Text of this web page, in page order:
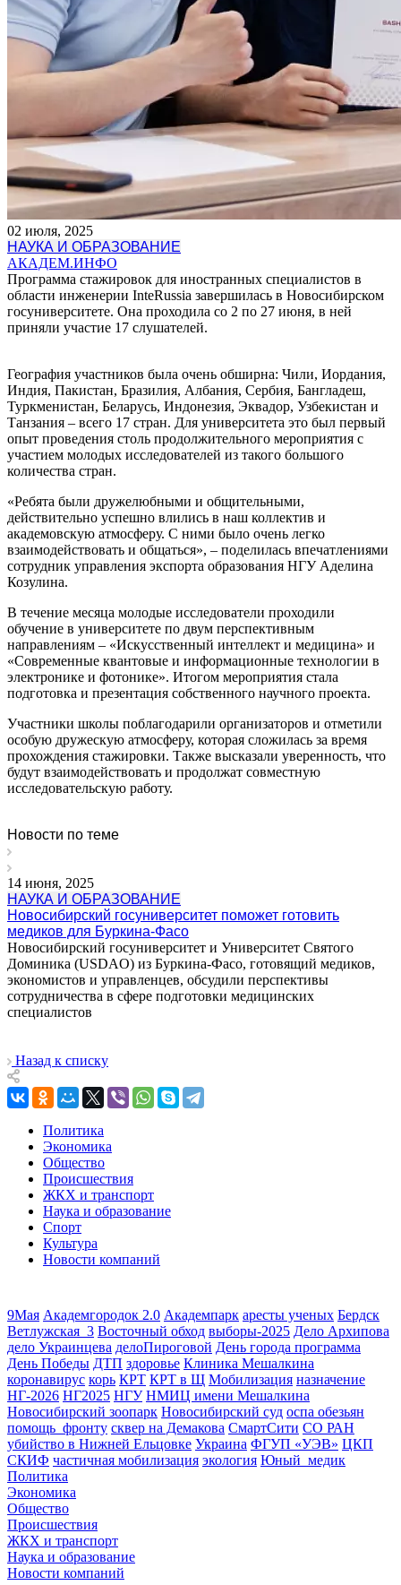
02 июля, 2025
НАУКА И ОБРАЗОВАНИЕ
АКАДЕМ.ИНФО
Программа стажировок для иностранных специалистов в
области инженерии InteRussia завершилась в Новосибирском
госуниверситете. Она проходила со 2 по 27 июня, в ней
приняли участие 17 слушателей.
География участников была очень обширна: Чили, Иордания,
Индия, Пакистан, Бразилия, Албания, Сербия, Бангладеш,
Туркменистан, Беларусь, Индонезия, Эквадор, Узбекистан и
Танзания – всего 17 стран. Для университета это был первый
опыт проведения столь продолжительного мероприятия с
участием молодых исследователей из такого большого
количества стран.
«Ребята были дружелюбными и общительными,
действительно успешно влились в наш коллектив и
академовскую атмосферу. С ними было очень легко
взаимодействовать и общаться», – поделилась впечатлениями
сотрудник управления экспорта образования НГУ Аделина
Козулина.
В течение месяца молодые исследователи проходили
обучение в университете по двум перспективным
направлениям – «Искусственный интеллект и медицина» и
«Современные квантовые и информационные технологии в
электронике и фотонике». Итогом мероприятия стала
подготовка и презентация собственного научного проекта.
Участники школы поблагодарили организаторов и отметили
особую дружескую атмосферу, которая сложилась за время
прохождения стажировки. Также высказали уверенность, что
будут взаимодействовать и продолжат совместную
исследовательскую работу.
Новости по теме
14 июня, 2025
НАУКА И ОБРАЗОВАНИЕ
Новосибирский госуниверситет поможет готовить
медиков для Буркина-Фасо
Новосибирский госуниверситет и Университет Святого
Доминика (USDAO) из Буркина-Фасо, готовящий медиков,
экономистов и управленцев, обсудили перспективы
сотрудничества в сфере подготовки медицинских
специалистов
Назад к списку
Политика
Экономика
Общество
Происшествия
ЖКХ и транспорт
Наука и образование
Спорт
Культура
Новости компаний
9Мая Академгородок 2.0 Академпарк аресты ученых Бердск
Ветлужская_3 Восточный обход выборы-2025 Дело Архипова
дело Украинцева делоПироговой День города программа
День Победы ДТП здоровье Клиника Мешалкина
коронавирус корь КРТ КРТ в Щ Мобилизация назначение
НГ-2026 НГ2025 НГУ НМИЦ имени Мешалкина
Новосибирский зоопарк Новосибирский суд оспа обезьян
помощь_фронту сквер на Демакова СмартСити СО РАН
убийство в Нижней Ельцовке Украина ФГУП «УЭВ» ЦКП
СКИФ частичная мобилизация экология Юный_медик
Политика
Экономика
Общество
Происшествия
ЖКХ и транспорт
Наука и образование
Новости компаний